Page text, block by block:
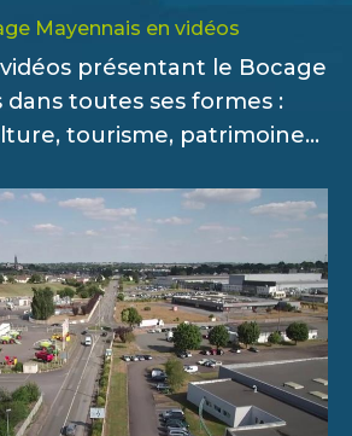
Mayennais en vidéos
présentant le Bocage
dans toutes ses formes :
tourisme, patrimoine...